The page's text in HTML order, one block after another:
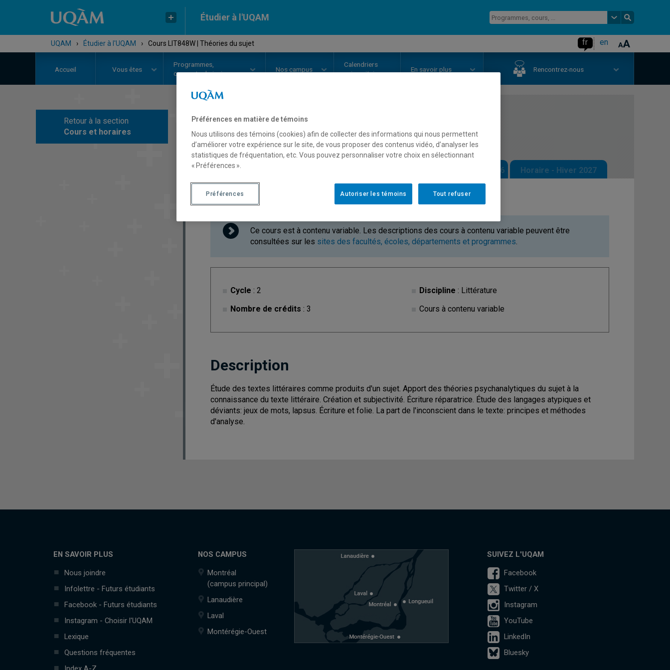
Étudier à l'UQAM
UQAM › Étudier à l'UQAM › Cours LIT848W | Théories du sujet fr en
Accueil Vous êtes
Programmes,
cours et admission
Nos campus
Calendriers
universitaires
En savoir plus Rencontrez-nous
Retour à la section
Cours et horaires
COURS// LIT848W-Théories du sujet
Description Horaire - Automne 2026 Horaire - Hiver 2027
Ce cours est à contenu variable. Les descriptions des cours à contenu variable peuvent être
consultées sur les sites des facultés, écoles, départements et programmes.
Cycle : 2
Nombre de crédits : 3
Discipline : Littérature
Cours à contenu variable
Description
Étude des textes littéraires comme produits d'un sujet. Apport des théories psychanalytiques du sujet à la
connaissance du texte littéraire. Création et subjectivité. Écriture réparatrice. Étude des langages atypiques et
déviants: jeux de mots, lapsus. Écriture et folie. La part de l'inconscient dans le texte: principes et méthodes
d'analyse.
EN SAVOIR PLUS
Nous joindre
Infolettre - Futurs étudiants
Facebook - Futurs étudiants
Instagram - Choisir l'UQAM
Lexique
Questions fréquentes
NOS CAMPUS
Montréal
(campus principal)
Lanaudière
Laval
Montérégie-Ouest
SUIVEZ L'UQAM
Facebook
Twitter / X
Instagram
YouTube
LinkedIn
Bluesky
Préférences en matière de témoins
Nous utilisons des témoins (cookies) afin de collecter des informations qui nous permettent
d’améliorer votre expérience sur le site, de vous proposer des contenus vidéo, d’analyser les
statistiques de fréquentation, etc. Vous pouvez personnaliser votre choix en sélectionnant
« Préférences ».
Tout refuser
Autoriser les témoins
Préférences